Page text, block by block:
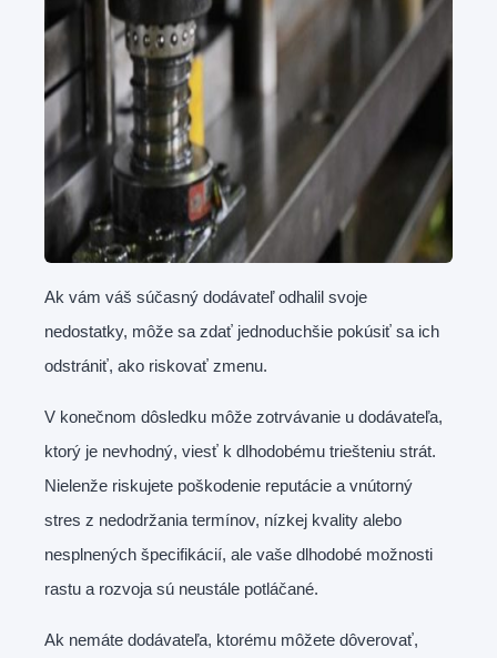
Ak vám váš súčasný dodávateľ odhalil svoje
nedostatky, môže sa zdať jednoduchšie pokúsiť sa ich
odstrániť, ako riskovať zmenu.
V konečnom dôsledku môže zotrvávanie u dodávateľa,
ktorý je nevhodný, viesť k dlhodobému triešteniu strát.
Nielenže riskujete poškodenie reputácie a vnútorný
stres z nedodržania termínov, nízkej kvality alebo
nesplnených špecifikácií, ale vaše dlhodobé možnosti
rastu a rozvoja sú neustále potláčané.
Ak nemáte dodávateľa, ktorému môžete dôverovať,